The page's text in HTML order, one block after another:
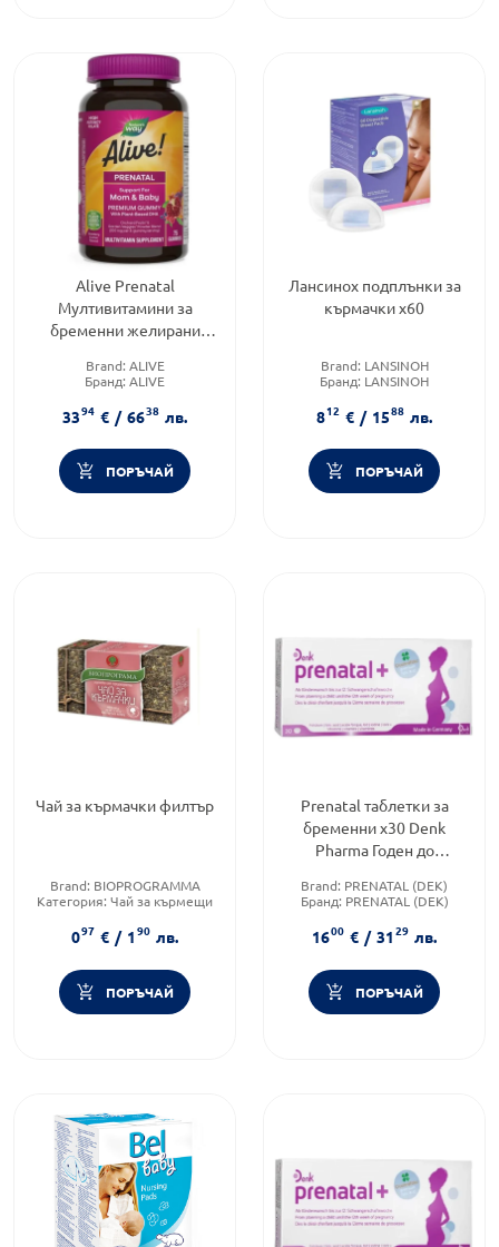
Alive Prenatal
Mултивитамини за
бременни желирани
Brand: ALIVE
Бранд: ALIVE
добавки за бременни
3394 € / 6638 лв.
ПОРЪЧАЙ
Лансинох подплънки за
кърмачки x60
Brand: LANSINOH
Бранд: LANSINOH
козметика при кърмене
812 € / 1588 лв.
ПОРЪЧАЙ
Чай за кърмачки филтър
Brand: BIOPROGRAMMA
Категория: Чай за кърмещи
097 € / 190 лв.
ПОРЪЧАЙ
Prenatal таблетки за
бременни х30 Denk
Pharma Годен до
Brand: PRENATAL (DEK)
Бранд: PRENATAL (DEK)
1600 € / 3129 лв.
ПОРЪЧАЙ